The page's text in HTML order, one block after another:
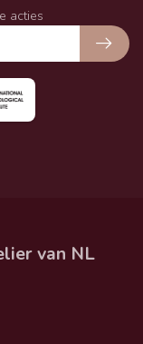
acties
van NL